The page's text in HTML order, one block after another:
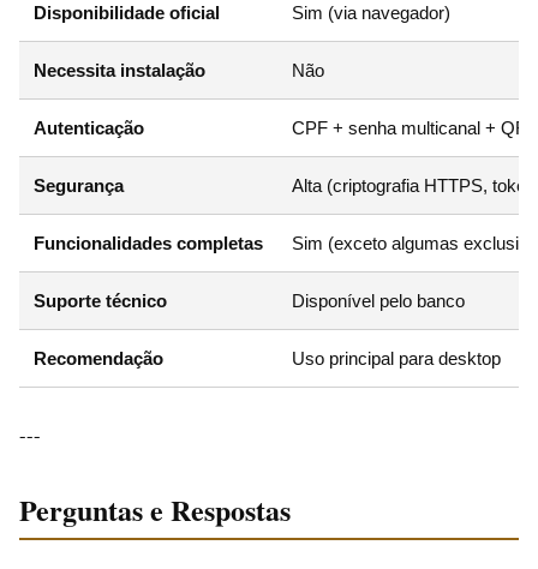
Disponibilidade oficial Sim (via navegador)
Necessita instalação Não
Autenticação CPF + senha multicanal + QR
Segurança Alta (criptografia HTTPS,
Funcionalidades completas Sim (exceto algumas
Suporte técnico Disponível pelo banco
Recomendação Uso principal para desktop
---
Perguntas e Respostas